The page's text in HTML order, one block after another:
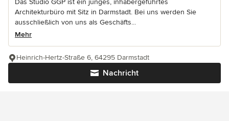
Das Studio GGP ist ein junges, inhabergeführtes
Architekturbüro mit Sitz in Darmstadt. Bei uns werden Sie
ausschließlich von uns als Geschäfts...
Mehr
Nachricht
Heinrich-Hertz-Straße 6, 64295 Darmstadt